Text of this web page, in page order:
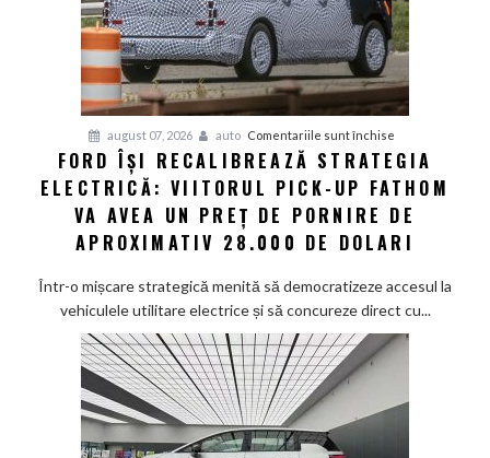
de
la
aproximativ
17.000
de
august 07, 2026 auto Comentariile sunt închise
Ford
își
recalibrează
electrică:
Viitorul
avea
FORD ÎȘI RECALIBREAZĂ STRATEGIA
ELECTRICĂ: VIITORUL PICK-UP FATHOM
VA AVEA UN PREȚ DE PORNIRE DE
APROXIMATIV 28.000 DE DOLARI
Într-o mișcare strategică menită să democratizeze accesul la
vehiculele utilitare electrice și să concureze direct cu...